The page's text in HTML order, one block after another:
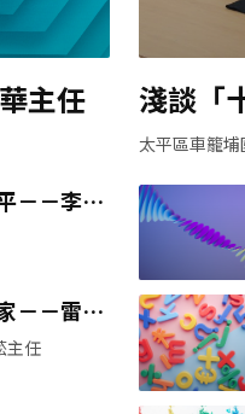
主任
－－李品
－－雷曉
主任
淺談「
綱要」
太平區車籠